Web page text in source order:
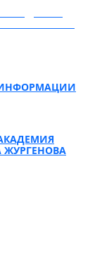
ИНФОРМАЦИИ
ЖУРГЕНОВА